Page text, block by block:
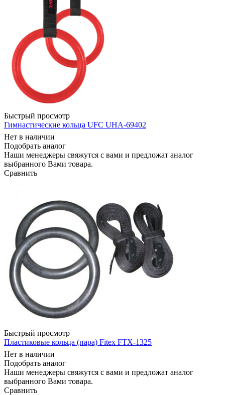
Быстрый просмотр
Гимнастические кольца UFC UHA-69402
Нет в наличии
Подобрать аналог
Наши менеджеры свяжутся с вами и предложат аналог
выбранного Вами товара.
Сравнить
Быстрый просмотр
Пластиковые кольца (пара) Fitex FTX-1325
Нет в наличии
Подобрать аналог
Наши менеджеры свяжутся с вами и предложат аналог
выбранного Вами товара.
Сравнить